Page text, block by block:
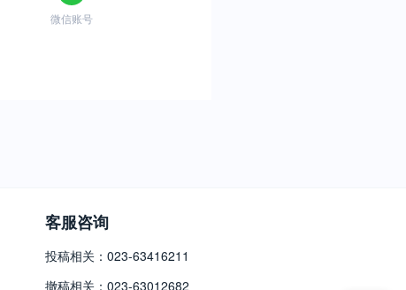
微信账号
客服咨询
投稿相关：023-63416211
撤稿相关：023-63012682